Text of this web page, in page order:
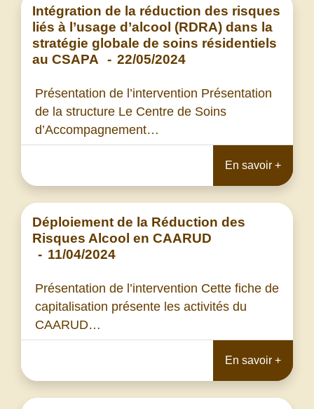
Intégration de la réduction des risques
liés à l’usage d’alcool (RDRA) dans la
stratégie globale de soins résidentiels
au CSAPA
- 22/05/2024
Présentation de l’intervention Présentation
de la structure Le Centre de Soins
d’Accompagnement…
En savoir +
Déploiement de la Réduction des
Risques Alcool en CAARUD
- 11/04/2024
Présentation de l’intervention Cette fiche de
capitalisation présente les activités du
CAARUD…
En savoir +